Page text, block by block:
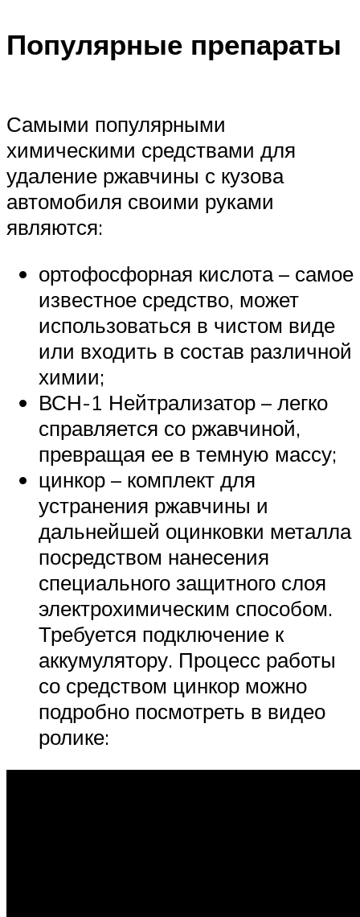
Популярные препараты
Самыми популярными
химическими средствами для
удаление ржавчины с кузова
автомобиля своими руками
являются:
ортофосфорная кислота – самое
известное средство, может
использоваться в чистом виде
или входить в состав различной
химии;
ВСН-1 Нейтрализатор – легко
справляется со ржавчиной,
превращая ее в темную массу;
цинкор – комплект для
устранения ржавчины и
дальнейшей оцинковки металла
посредством нанесения
специального защитного слоя
электрохимическим способом.
Требуется подключение к
аккумулятору. Процесс работы
со средством цинкор можно
подробно посмотреть в видео
ролике: